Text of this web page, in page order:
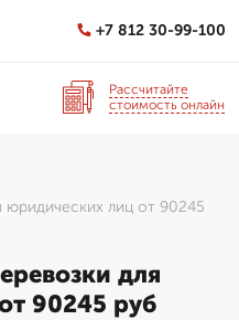
+7 812 30-99-100
Рассчитайте
стоимость онлайн
лиц от 90245
для
90245 руб